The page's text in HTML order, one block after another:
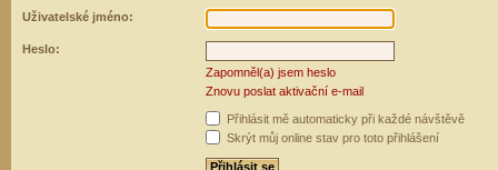
Uživatelské jméno:
Heslo:
Zapomněl(a) jsem heslo
Znovu poslat aktivační e-mail
Přihlásit mě automaticky při každé návštěvě
Skrýt můj online stav pro toto přihlášení